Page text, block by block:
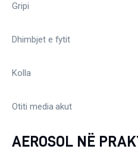
Gripi
Dhimbjet e fytit
Kolla
Otiti media akut
AEROSOL NË